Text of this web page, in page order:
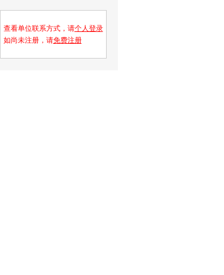
查看单位联系方式，请个人登录
如尚未注册，请免费注册